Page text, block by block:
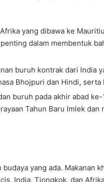
yang dibawa ke
dalam membentuk
buruh kontrak dari India
Bhojpuri dan Hindi, serta
buruh pada akhir abad
Tahun Baru Imlek dan
yang ada. Makanan
India, Tiongkok, dan